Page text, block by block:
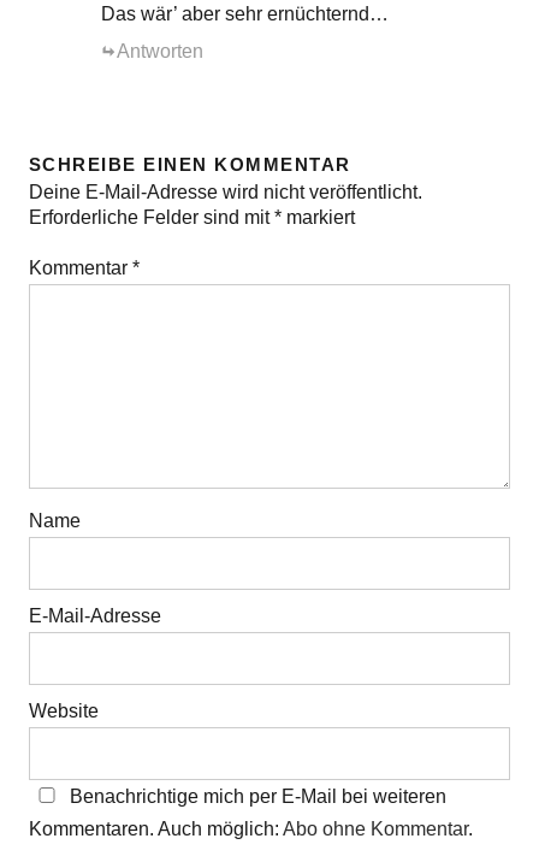
Das wär’ aber sehr ernüchternd…
Antworten
SCHREIBE EINEN KOMMENTAR
Deine E-Mail-Adresse wird nicht veröffentlicht.
Erforderliche Felder sind mit*markiert
Kommentar *
Name
E-Mail-Adresse
Website
Benachrichtige mich per E-Mail bei weiteren
Kommentaren. Auch möglich: Abo ohne Kommentar.